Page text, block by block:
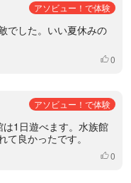
アソビュー！で体験
でした。いい夏休みの
いいね
0
アソビュー！で体験
1日遊べます。水族館
良かったです。
いいね
0